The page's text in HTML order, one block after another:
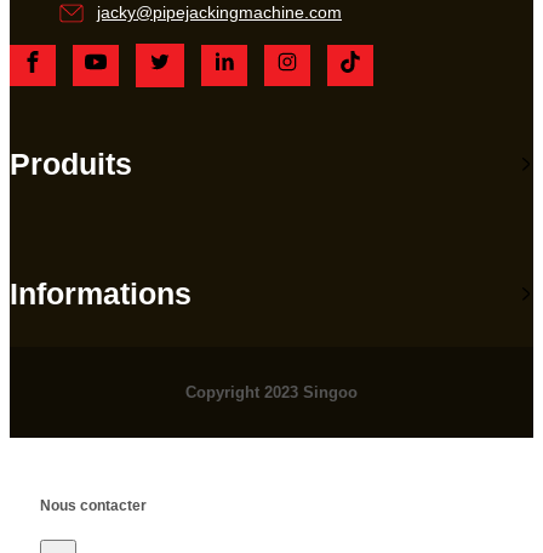
jacky@pipejackingmachine.com
Produits
Informations
Copyright 2023 Singoo
Nous contacter